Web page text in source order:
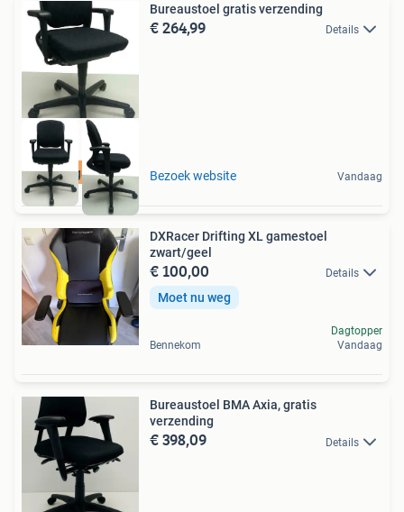
4 jaar garantie
Bureaustoel gratis verzending
€ 264,99 Details
Bezoek website Vandaag
DXRacer Drifting XL gamestoel
zwart/geel
€ 100,00 Details
Moet nu weg
Bennekom
Dagtopper
Vandaag
Bureaustoel BMA Axia, gratis
verzending
€ 398,09 Details